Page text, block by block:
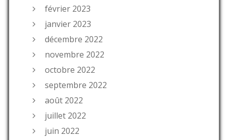
février 2023
janvier 2023
décembre 2022
novembre 2022
octobre 2022
septembre 2022
août 2022
juillet 2022
juin 2022